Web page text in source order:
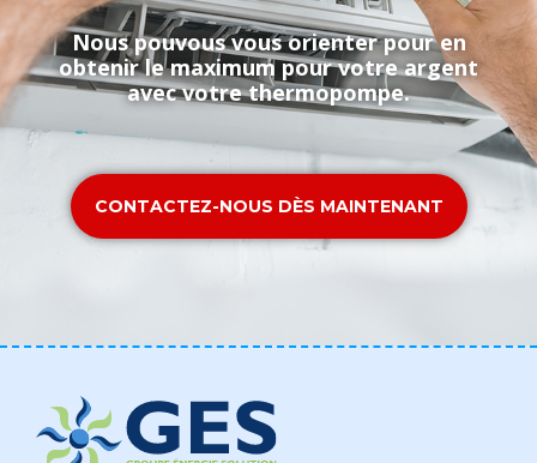
Nous pouvous vous orienter pour en
obtenir le maximum pour votre argent
avec votre thermopompe.
CONTACTEZ-NOUS DÈS MAINTENANT